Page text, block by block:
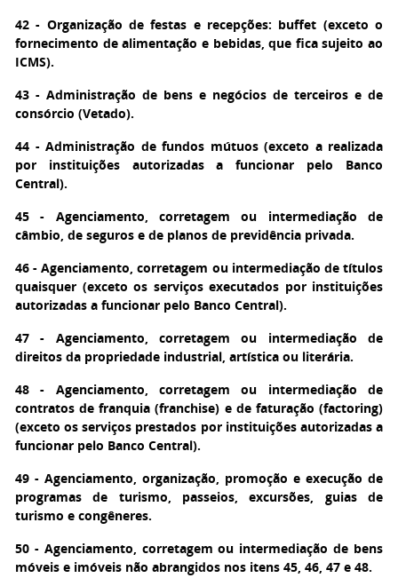
42 - Organização de festas e recepções: buffet (exceto o
fornecimento de alimentação e bebidas, que fica sujeito ao
ICMS).
43 - Administração de bens e negócios de terceiros e de
consórcio (Vetado).
44 - Administração de fundos mútuos (exceto a realizada
por instituições autorizadas a funcionar pelo Banco
Central).
45 - Agenciamento, corretagem ou intermediação de
câmbio, de seguros e de planos de previdência privada.
46 - Agenciamento, corretagem ou intermediação de títulos
quaisquer (exceto os serviços executados por instituições
autorizadas a funcionar pelo Banco Central).
47 - Agenciamento, corretagem ou intermediação de
direitos da propriedade industrial, artística ou literária.
48 - Agenciamento, corretagem ou intermediação de
contratos de franquia (franchise) e de faturação (factoring)
(exceto os serviços prestados por instituições autorizadas a
funcionar pelo Banco Central).
49 - Agenciamento, organização, promoção e execução de
programas de turismo, passeios, excursões, guias de
turismo e congêneres.
50 - Agenciamento, corretagem ou intermediação de bens
móveis e imóveis não abrangidos nos itens 45, 46, 47 e 48.